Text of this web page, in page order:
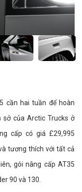
cần hai tuần để hoàn
của Arctic Trucks ở
cấp có giá £29,995
tương thích với tất cả
gói nâng cấp AT35
90 và 130.